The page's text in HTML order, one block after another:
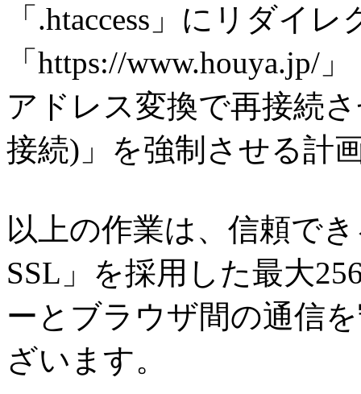
「.htaccess」にリダイ
「https://www.houya.jp/
アドレス変換で再接続
接続)」を強制させる計
以上の作業は、信頼で
SSL」を採用した最大
ーとブラウザ間の通信
ざいます。